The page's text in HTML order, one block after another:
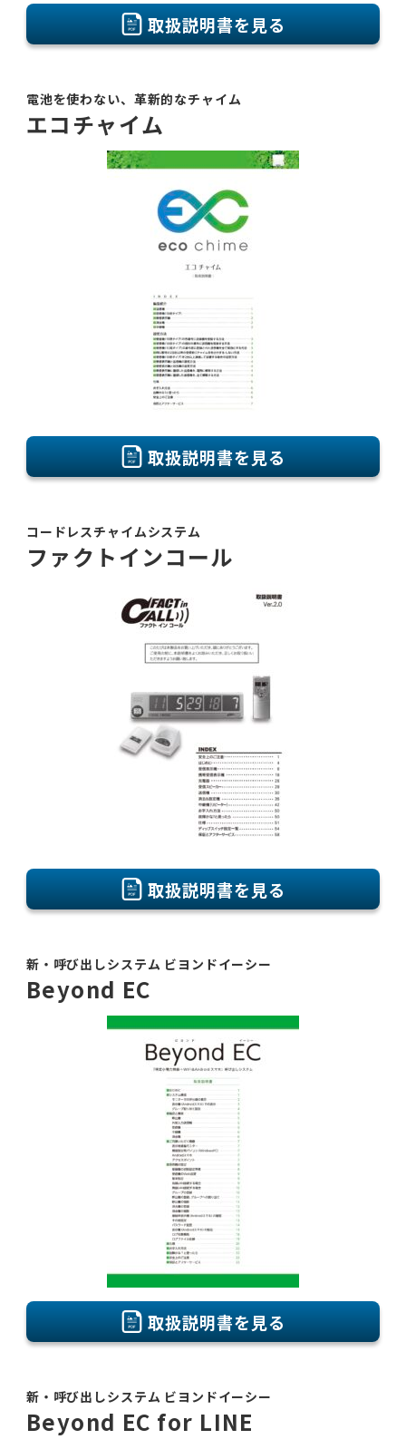
取扱説明書を見る
電池を使わない、革新的なチャイム
エコチャイム
取扱説明書を見る
コードレスチャイムシステム
ファクトインコール
取扱説明書を見る
新・呼び出しシステム ビヨンドイーシー
Beyond EC
取扱説明書を見る
新・呼び出しシステム ビヨンドイーシー
Beyond EC for LINE